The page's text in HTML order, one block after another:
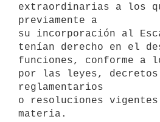
extraordinarias a los
previamente a
su incorporación al
tenían derecho en el
funciones, conforme a
por las leyes, decretos
reglamentarios
o resoluciones
materia.